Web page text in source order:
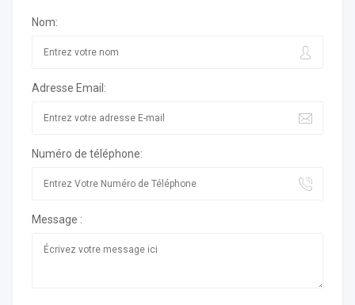
Nom:
Adresse Email:
Numéro de téléphone:
Message :